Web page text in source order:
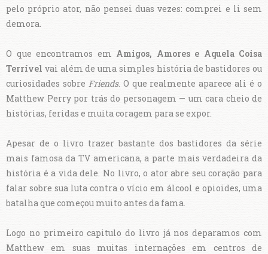
pelo próprio ator, não pensei duas vezes: comprei e li sem
demora.
O que encontramos em Amigos, Amores e Aquela Coisa
Terrível vai além de uma simples história de bastidores ou
curiosidades sobre Friends. O que realmente aparece ali é o
Matthew Perry por trás do personagem — um cara cheio de
histórias, feridas e muita coragem para se expor.
Apesar de o livro trazer bastante dos bastidores da série
mais famosa da TV americana, a parte mais verdadeira da
história é a vida dele. No livro, o ator abre seu coração para
falar sobre sua luta contra o vício em álcool e opioides, uma
batalha que começou muito antes da fama.
Logo no primeiro capitulo do livro já nos deparamos com
Matthew em suas muitas internações em centros de